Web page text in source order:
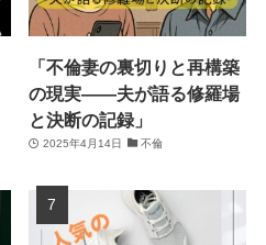
「不倫妻の裏切りと再構築
の現実――夫が語る修羅場
と決断の記録」
2025年4月14日 不倫